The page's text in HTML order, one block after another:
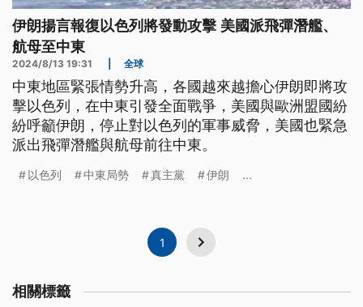
伊朗揚言報復以色列將發動攻擊 美國派飛彈潛艦、
航母至中東
2024/8/13 19:31 全球
中東地區緊張情勢升高，各國越來越擔心伊朗即將攻
擊以色列，在中東引發全面戰爭，美國與歐洲盟國紛
紛呼籲伊朗，停止對以色列的軍事威脅，美國也緊急
派出飛彈潛艦與航母前往中東。
以色列 中東局勢 真主黨 伊朗 ...
1
相關標籤